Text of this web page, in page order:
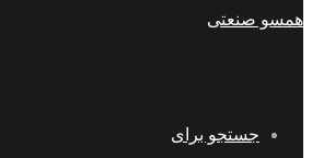
همسو صنعتی
جستجو برای